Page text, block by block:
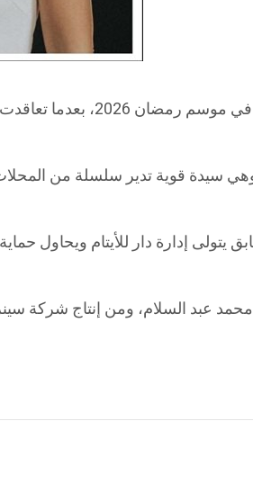
تستعد النجمة درة
قوية تدير سلسلة من
إدارة دار للأيتام ويحاول
عبد السلام، ومن إنتاج شركة